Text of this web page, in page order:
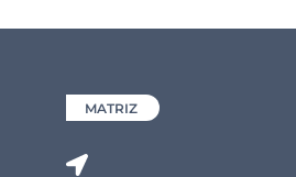
MATRIZ